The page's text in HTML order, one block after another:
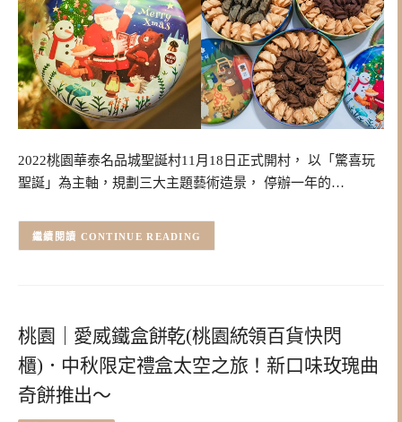
2022桃園華泰名品城聖誕村11月18日正式開村， 以「驚喜玩
聖誕」為主軸，規劃三大主題藝術造景， 停辦一年的…
CONTINUE READING
桃園｜愛威鐵盒餅乾(桃園統領百貨快閃
櫃)．中秋限定禮盒太空之旅！新口味玫瑰曲
奇餅推出～